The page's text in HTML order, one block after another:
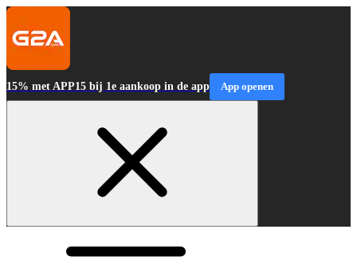
15% met APP15 bij 1e aankoop in de app App openen